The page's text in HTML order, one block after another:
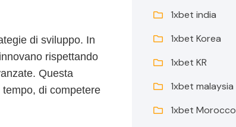
di sviluppo. In
rispettando
Questa
di competere
1xbet india
1xbet Korea
1xbet KR
1xbet malaysia
1xbet Morocco